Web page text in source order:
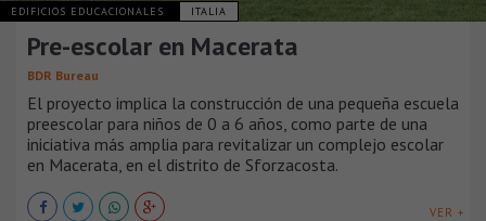
EDIFICIOS EDUCACIONALES ITALIA
Pre-escolar en Macerata
BDR Bureau
El proyecto implica la construcción de una pequeña escuela
preescolar para niños de 0 a 6 años, como parte de una
iniciativa más amplia para revitalizar un complejo escolar
en Macerata, en el distrito de Sforzacosta.
VER +